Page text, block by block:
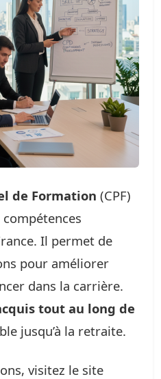
de Formation (CPF)
Il permet de
pour améliorer
dans la carrière.
tout au long de
jusqu’à la retraite.
visitez le site